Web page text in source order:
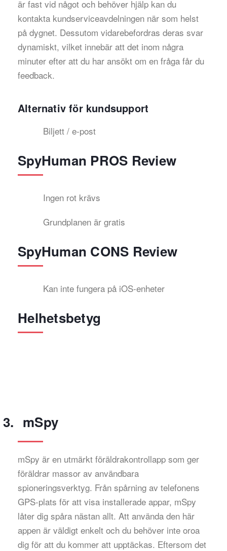
är fast vid något och behöver hjälp kan du
kontakta kundserviceavdelningen när som helst
på dygnet. Dessutom vidarebefordras deras svar
dynamiskt, vilket innebär att det inom några
minuter efter att du har ansökt om en fråga får du
feedback.
Alternativ för kundsupport
Biljett / e-post
SpyHuman PROS Review
Ingen rot krävs
Grundplanen är gratis
SpyHuman CONS Review
Kan inte fungera på iOS-enheter
Helhetsbetyg
mSpy
mSpy är en utmärkt föräldrakontrollapp som ger
föräldrar massor av användbara
spioneringsverktyg. Från spårning av telefonens
GPS-plats för att visa installerade appar, mSpy
låter dig spåra nästan allt. Att använda den här
appen är väldigt enkelt och du behöver inte oroa
dig för att du kommer att upptäckas. Eftersom det